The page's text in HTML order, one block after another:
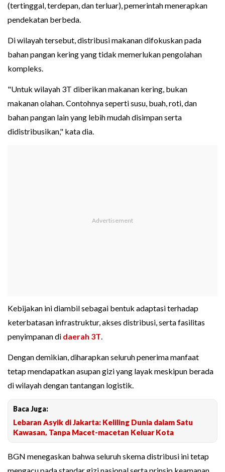
(tertinggal, terdepan, dan terluar), pemerintah menerapkan
pendekatan berbeda.
Di wilayah tersebut, distribusi makanan difokuskan pada
bahan pangan kering yang tidak memerlukan pengolahan
kompleks.
"Untuk wilayah 3T diberikan makanan kering, bukan
makanan olahan. Contohnya seperti susu, buah, roti, dan
bahan pangan lain yang lebih mudah disimpan serta
didistribusikan," kata dia.
Kebijakan ini diambil sebagai bentuk adaptasi terhadap
keterbatasan infrastruktur, akses distribusi, serta fasilitas
penyimpanan di daerah 3T.
Dengan demikian, diharapkan seluruh penerima manfaat
tetap mendapatkan asupan gizi yang layak meskipun berada
di wilayah dengan tantangan logistik.
Baca Juga:
Lebaran Asyik di Jakarta: Keliling Dunia dalam Satu
Kawasan, Tanpa Macet-macetan Keluar Kota
BGN menegaskan bahwa seluruh skema distribusi ini tetap